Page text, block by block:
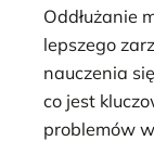
Oddłużanie
lepszego
nauczenia
co jest
problemów